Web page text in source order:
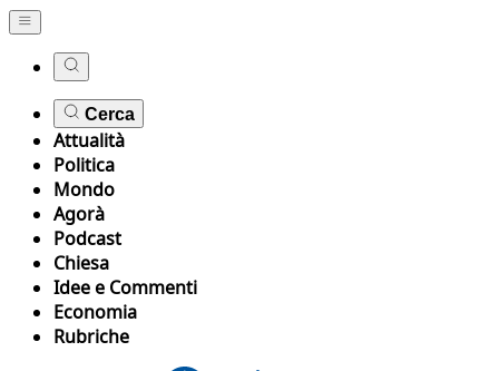
Cerca
Attualità
Politica
Mondo
Agorà
Podcast
Chiesa
Idee e Commenti
Economia
Rubriche